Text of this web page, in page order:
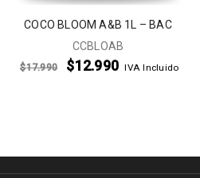
COCO BLOOM A&B 1L – BAC
CCBLOAB
$17.990 $12.990 IVA Incluido